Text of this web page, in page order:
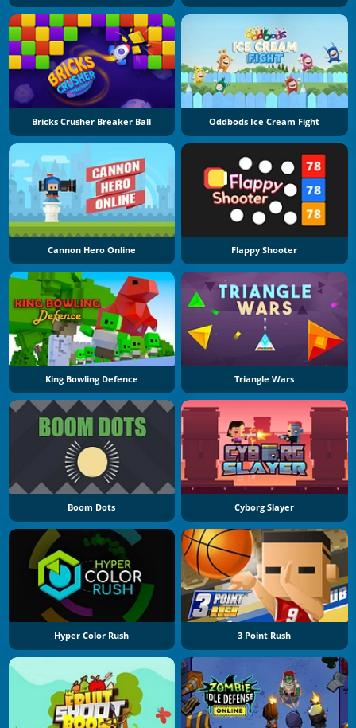
Bricks Crusher Breaker Ball Oddbods Ice Cream Fight
Cannon Hero Online Flappy Shooter
King Bowling Defence Triangle Wars
Boom Dots Cyborg Slayer
Hyper Color Rush 3 Point Rush